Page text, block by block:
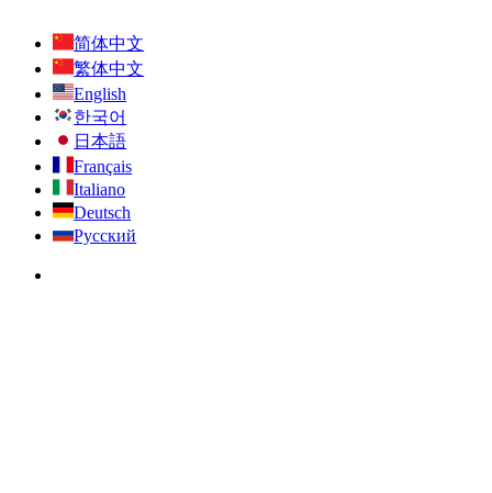
简体中文
繁体中文
English
한국어
日本語
Français
Italiano
Deutsch
Русский